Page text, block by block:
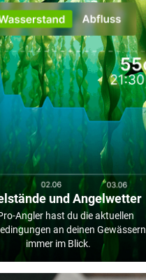
und Angelwetter
Angler hast du die aktuellen
an deinen Gewässern
immer im Blick.